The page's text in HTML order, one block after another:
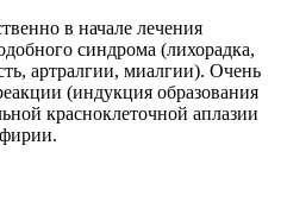
в начале лечения
синдрома (лихорадка,
артралгии, миалгии). Очень
(индукция образования
красноклеточной аплазии